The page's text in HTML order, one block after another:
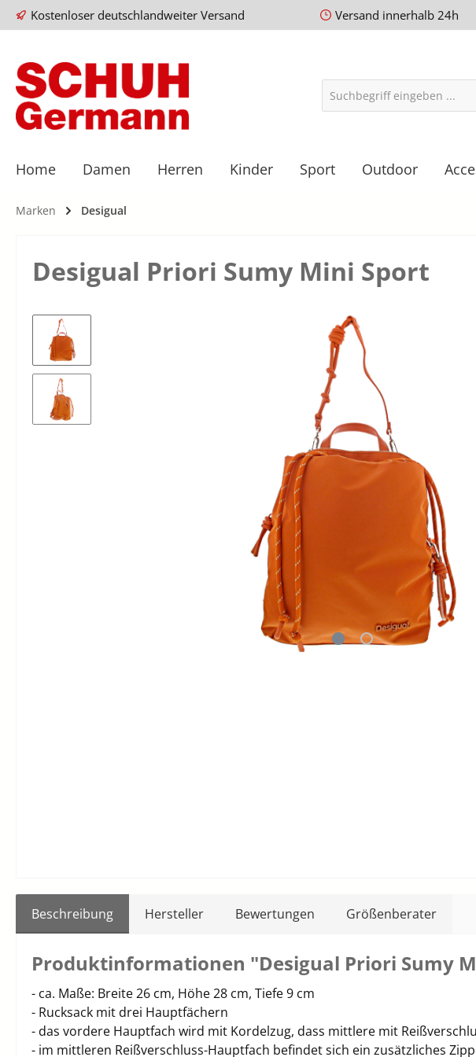
Kostenloser deutschlandweiter Versand Versand innerhalb 24h
Home Damen Herren Kinder Sport Outdoor
Marken Desigual
Desigual Priori Sumy Mini Sport
Beschreibung Hersteller Bewertungen Größenberater
Produktinformationen "Desigual Priori Sumy
- ca. Maße: Breite 26 cm, Höhe 28 cm, Tiefe 9 cm
- Rucksack mit drei Hauptfächern
- das vordere Hauptfach wird mit Kordelzug, dass mittlere mit
- im mittleren Reißverschluss-Hauptfach befindet sich ein zusätzliches